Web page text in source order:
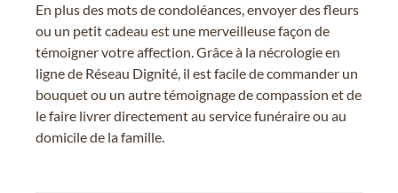
En plus des mots de condoléances, envoyer des fleurs
ou un petit cadeau est une merveilleuse façon de
témoigner votre affection. Grâce à la nécrologie en
ligne de Réseau Dignité, il est facile de commander un
bouquet ou un autre témoignage de compassion et de
le faire livrer directement au service funéraire ou au
domicile de la famille.